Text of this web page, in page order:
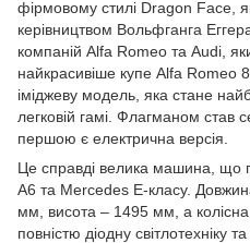
фірмовому стилі Dragon Face,
керівництвом Вольфганга
компаній Alfa Romeo та Audi,
найкрасивіше купе Alfa Romeo
іміджеву модель, яка стане
легковій гамі. Флагманом став
першою є електрична версія.
Це справді велика машина, що
A6 та Mercedes E-класу.
мм, висота – 1495 мм, а
повністю діодну світлотехніку